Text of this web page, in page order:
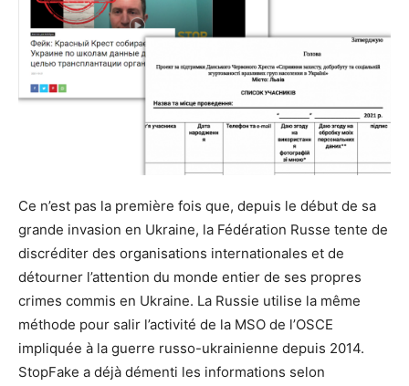
Ce n’est pas la première fois que, depuis le début de sa
grande invasion en Ukraine, la Fédération Russe tente de
discréditer des organisations internationales et de
détourner l’attention du monde entier de ses propres
crimes commis en Ukraine. La Russie utilise la même
méthode pour salir l’activité de la MSO de l’OSCE
impliquée à la guerre russo-ukrainienne depuis 2014.
StopFake a déjà démenti les informations selon